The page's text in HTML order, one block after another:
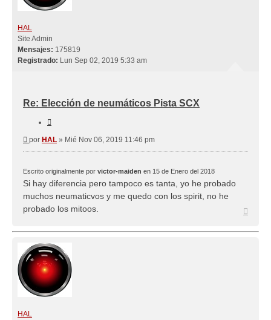
HAL
Site Admin
Mensajes: 175819
Registrado: Lun Sep 02, 2019 5:33 am
Re: Elección de neumáticos Pista SCX
Mensaje
por HAL » Mié Nov 06, 2019 11:46 pm
Escrito originalmente por victor-maiden en 15 de Enero del 2018
Si hay diferencia pero tampoco es tanta, yo he probado
muchos neumaticvos y me quedo con los spirit, no he
probado los mitoos.
HAL